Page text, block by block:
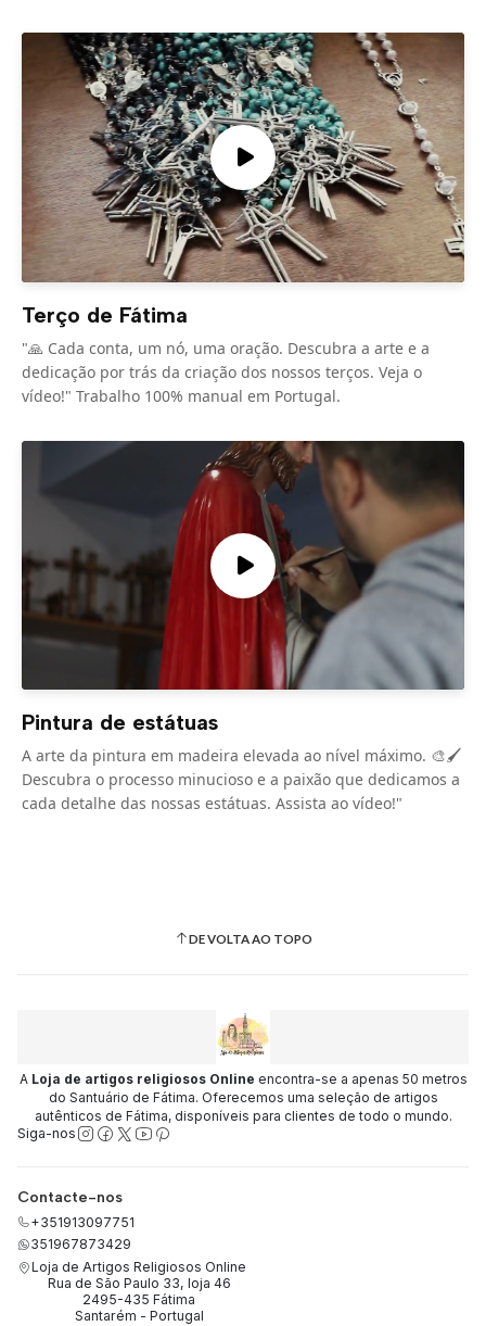
Terço de Fátima
"🙏 Cada conta, um nó, uma oração. Descubra a arte e a
dedicação por trás da criação dos nossos terços. Veja o
vídeo!" Trabalho 100% manual em Portugal.
Pintura de estátuas
A arte da pintura em madeira elevada ao nível máximo. 🎨🖌️
Descubra o processo minucioso e a paixão que dedicamos a
cada detalhe das nossas estátuas. Assista ao vídeo!"
DE VOLTA AO TOPO
A Loja de artigos religiosos Online encontra-se a apenas 50 metros
do Santuário de Fátima. Oferecemos uma seleção de artigos
autênticos de Fátima, disponíveis para clientes de todo o mundo.
Siga-nos
Contacte-nos
+351913097751
351967873429
Loja de Artigos Religiosos Online
Rua de São Paulo 33, loja 46
2495-435 Fátima
Santarém - Portugal